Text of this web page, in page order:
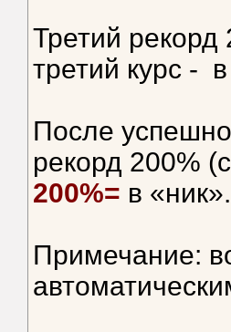
Третий рекорд
третий курс -
После
рекорд 200%
200%= в «ник».
Примечание: